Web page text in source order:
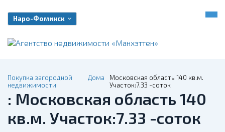
Наро-Фоминск
Покупка загородной
недвижимости
Дома
Московская область 140 кв.м.
Участок:7.33 -соток
: Московская область 140
кв.м. Участок:7.33 -соток